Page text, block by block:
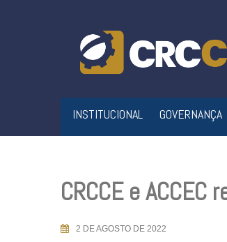
INSTITUCIONAL GOVERNANÇA
CRCCE e
2 DE AGOSTO DE 2022